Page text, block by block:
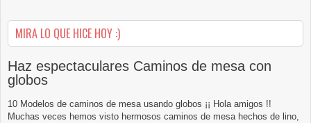
MIRA LO QUE HICE HOY :)
Haz espectaculares Caminos de mesa con
globos
10 Modelos de caminos de mesa usando globos ¡¡ Hola amigos !!
Muchas veces hemos visto hermosos caminos de mesa hechos de lino,